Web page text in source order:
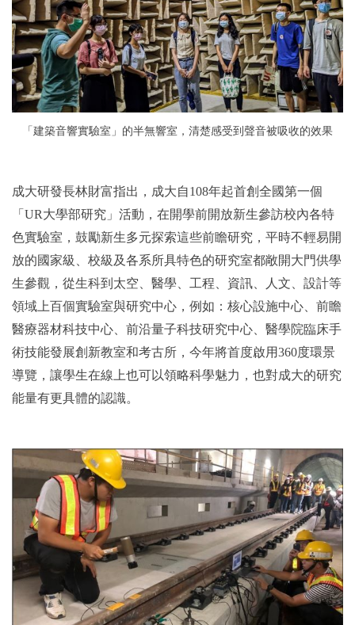
「建築音響實驗室」的半無響室，清楚感受到聲音被吸收的效果
成大研發長林財富指出，成大自108年起首創全國第一個
「 UR大學部研究」活動，在開學前開放新生參訪校內各特
色實驗室，鼓勵新生多元探索這些前瞻研究， 平時不輕易開
放的國家級、校級及各系所具特色的研究室都敞開大門供學
生參觀，從生科到太空、醫學、工程、資訊、人文、設計等
領域上百個實驗室與研究中心，例如：核心設施中心、前瞻
醫療器材科技中心、前沿量子科技研究中心、醫學院臨床手
術技能發展創新教室和考古所，今年將首度啟用360度環景
導覽，讓學生在線上也可以領略科學魅力，也對成大的研究
能量有更具體的認識。